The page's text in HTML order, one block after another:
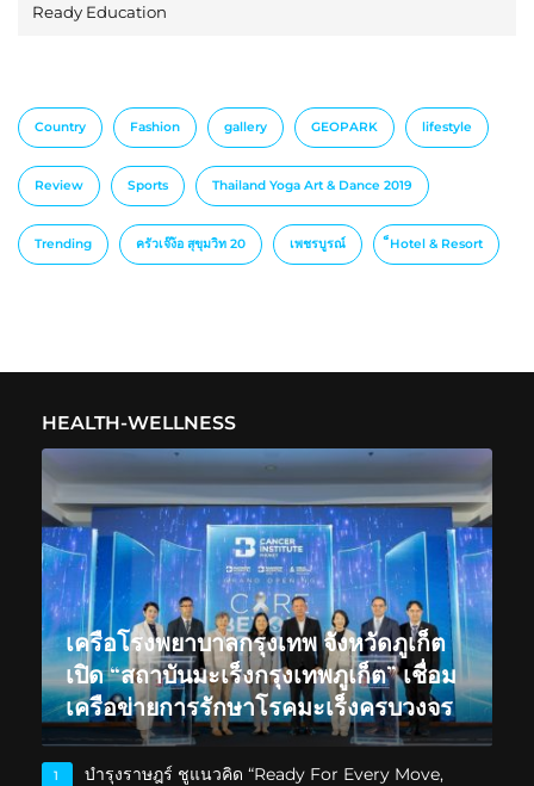
Ready Education
Country Fashion gallery GEOPARK lifestyle
Review Sports Thailand Yoga Art & Dance 2019
Trending ครัวเจ๊ง้อ สุขุมวิท 20 เพชรบูรณ์ ็Hotel & Resort
HEALTH-WELLNESS
เครือโรงพยาบาลกรุงเทพ จังหวัดภูเก็ต
เปิด “สถาบันมะเร็งกรุงเทพภูเก็ต” เชื่อม
เครือข่ายการรักษาโรคมะเร็งครบวงจร
1
บำรุงราษฎร์ ชูแนวคิด “Ready For Every Move,